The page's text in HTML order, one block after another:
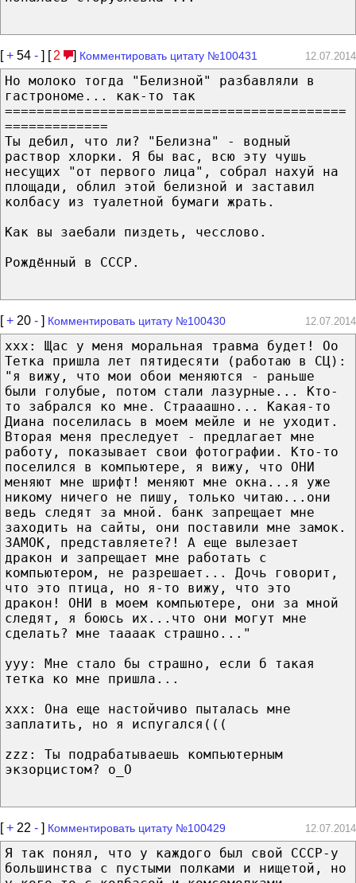
[+ 54 - ] [ 2 ] Комментировать цитату №100431 12.07.2014
Но молоко тогда "Белизной" разбавляли в
гастрономе... как-то так
===========================================
=============
Ты дебил, что ли? "Белизна" - водный
раствор хлорки. Я бы вас, всю эту чушь
несущих "от первого лица", собрал нахуй на
площади, облил этой белизной и заставил
колбасу из туалетной бумаги жрать.
Как вы заебали пиздеть, чесслово.
Рождённый в СССР.
[+ 20 - ] Комментировать цитату №100430 12.07.2014
xxx: Щас у меня моральная травма будет! Оо
Тетка пришла лет пятидесяти (работаю в СЦ):
"я вижу, что мои обои меняются - раньше
были голубые, потом стали лазурные... Кто-
то забрался ко мне. Страаашно... Какая-то
Диана поселилась в моем мейле и не уходит.
Вторая меня преследует - предлагает мне
работу, показывает свои фотографии. Кто-то
поселился в компьютере, я вижу, что ОНИ
меняют мне шрифт! меняют мне окна...я уже
никому ничего не пишу, только читаю...они
ведь следят за мной. банк запрещает мне
заходить на сайты, они поставили мне замок.
ЗАМОК, представляете?! А еще вылезает
дракон и запрещает мне работать с
компьютером, не разрешает... Дочь говорит,
что это птица, но я-то вижу, что это
дракон! ОНИ в моем компьютере, они за мной
следят, я боюсь их...что они могут мне
сделать? мне таааак страшно..."
yyy: Мне стало бы страшно, если б такая
тетка ко мне пришла...
xxx: Она еще настойчиво пыталась мне
заплатить, но я испугался(((
zzz: Ты подрабатываешь компьютерным
экзорцистом? о_О
[+ 22 - ] Комментировать цитату №100429 12.07.2014
Я так понял, что у каждого был свой СССР-у
большинства с пустыми полками и нищетой, но